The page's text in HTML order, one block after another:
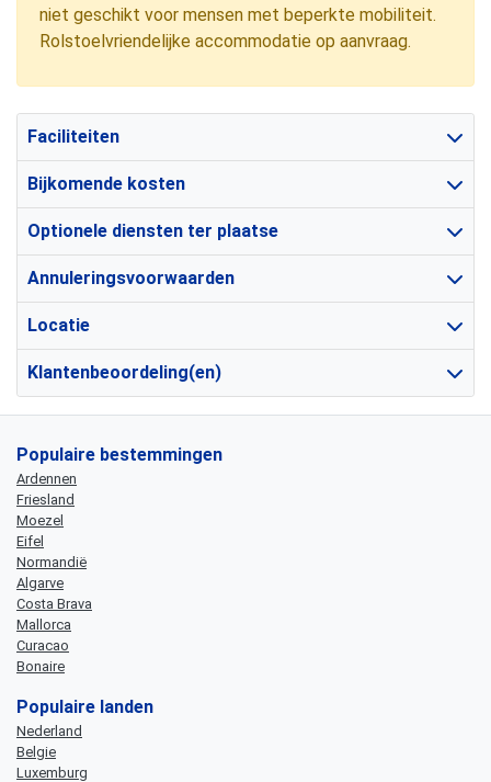
niet geschikt voor mensen met beperkte mobiliteit.
Rolstoelvriendelijke accommodatie op aanvraag.
Faciliteiten
Bijkomende kosten
Optionele diensten ter plaatse
Annuleringsvoorwaarden
Locatie
Klantenbeoordeling(en)
Populaire bestemmingen
Ardennen
Friesland
Moezel
Eifel
Normandië
Algarve
Costa Brava
Mallorca
Curacao
Bonaire
Populaire landen
Nederland
Belgie
Luxemburg